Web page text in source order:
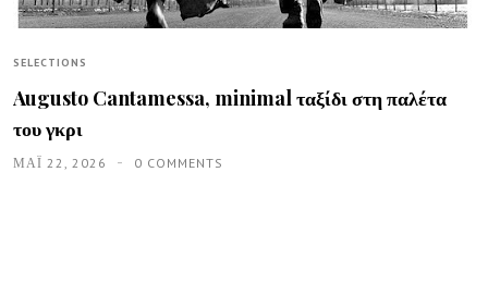
SELECTIONS
Augusto Cantamessa, minimal ταξίδι στη παλέτα
του γκρι
ΜΑΪ́ 22, 2026 0 COMMENTS